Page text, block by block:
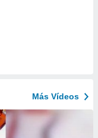
Más Vídeos